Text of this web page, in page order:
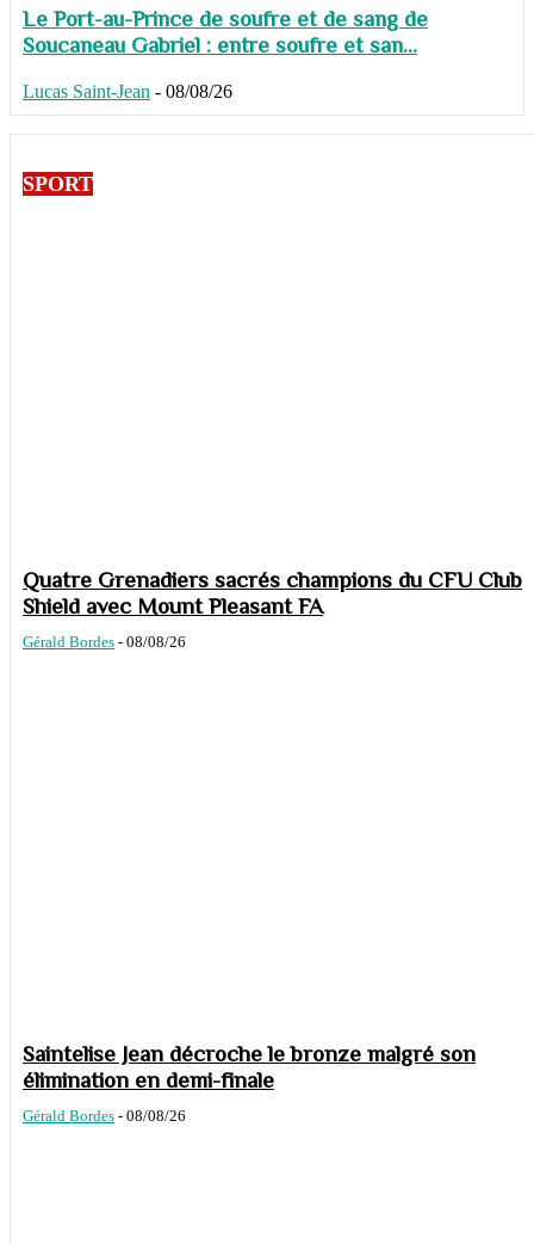
Le Port-au-Prince de soufre et de sang de
Soucaneau Gabriel : entre soufre et san...
Lucas Saint-Jean - 08/08/26
SPORT
Quatre Grenadiers sacrés champions du CFU Club
Shield avec Mount Pleasant FA
Gérald Bordes - 08/08/26
Saintelise Jean décroche le bronze malgré son
élimination en demi-finale
Gérald Bordes - 08/08/26